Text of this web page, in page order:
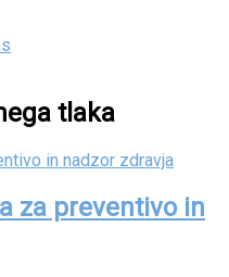
tlaka
za preventivo in